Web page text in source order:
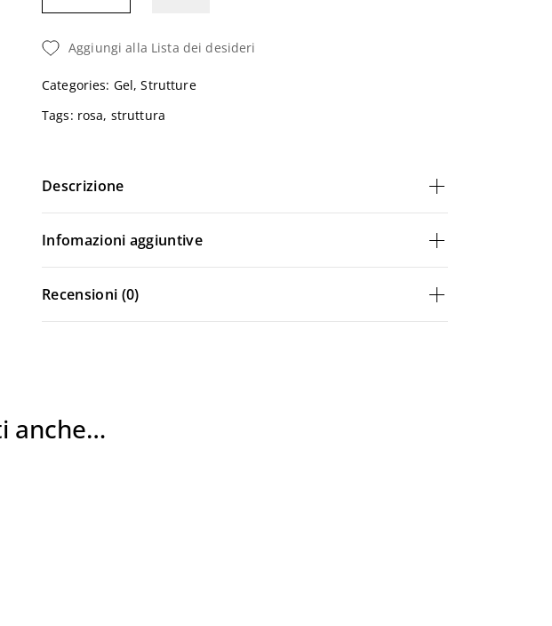
Gel
Pink
Quantità
Aggiungi alla Lista dei desideri
Categories: Gel,Strutture
Tags: rosa, struttura
Descrizione
Infomazioni aggiuntive
Recensioni (0)
anche…